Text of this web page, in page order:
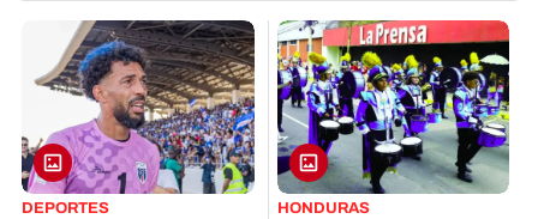
DEPORTES HONDURAS